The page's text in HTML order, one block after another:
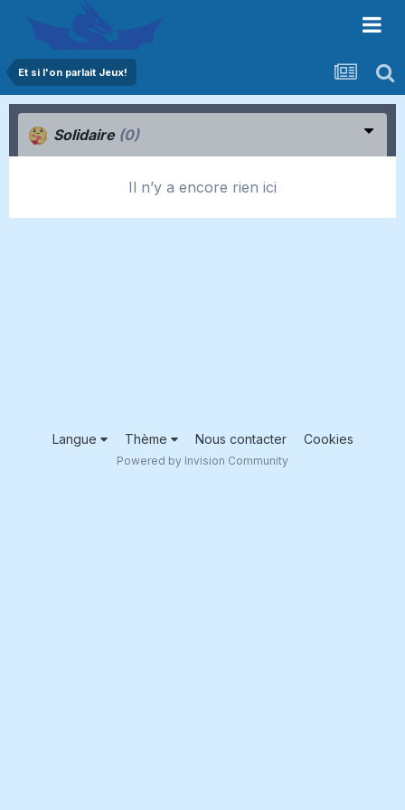
Et si l'on parlait Jeux!
Solidaire (0)
Il n’y a encore rien ici
Langue Thème Nous contacter Cookies
Powered by Invision Community